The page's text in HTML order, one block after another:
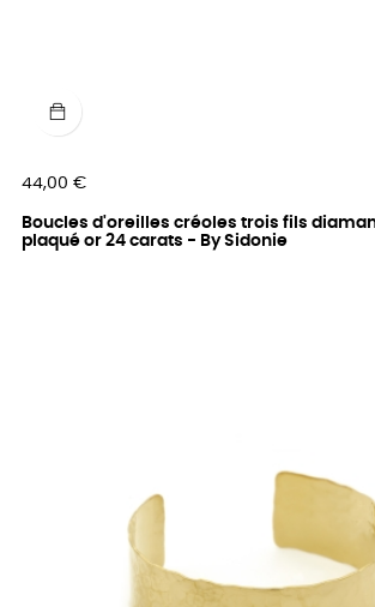
Prix
44,00 €
Boucles d'oreilles créoles trois fils
plaqué or 24 carats - By Sidonie